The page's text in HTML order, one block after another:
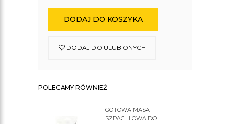
DODAJ DO KOSZYKA
DODAJ DO ULUBIONYCH
POLECAMY RÓWNIEŻ
GOTOWA MASA
SZPACHLOWA DO